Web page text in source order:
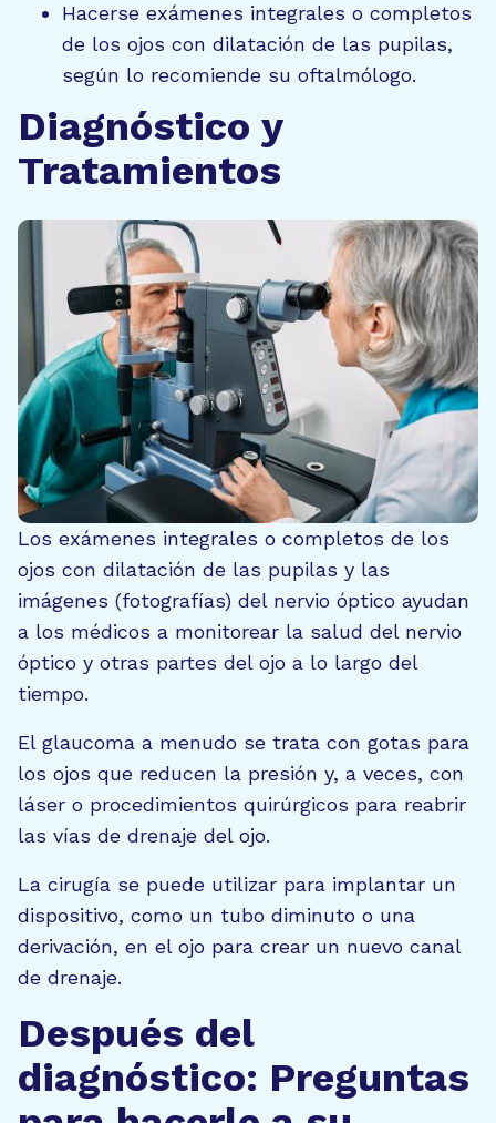
Hacerse exámenes integrales o completos
de los ojos con dilatación de las pupilas,
según lo recomiende su oftalmólogo.
Diagnóstico y
Tratamientos
Los exámenes integrales o completos de los
ojos con dilatación de las pupilas y las
imágenes (fotografías) del nervio óptico ayudan
a los médicos a monitorear la salud del nervio
óptico y otras partes del ojo a lo largo del
tiempo.
El glaucoma a menudo se trata con gotas para
los ojos que reducen la presión y, a veces, con
láser o procedimientos quirúrgicos para reabrir
las vías de drenaje del ojo.
La cirugía se puede utilizar para implantar un
dispositivo, como un tubo diminuto o una
derivación, en el ojo para crear un nuevo canal
de drenaje.
Después del
diagnóstico: Preguntas